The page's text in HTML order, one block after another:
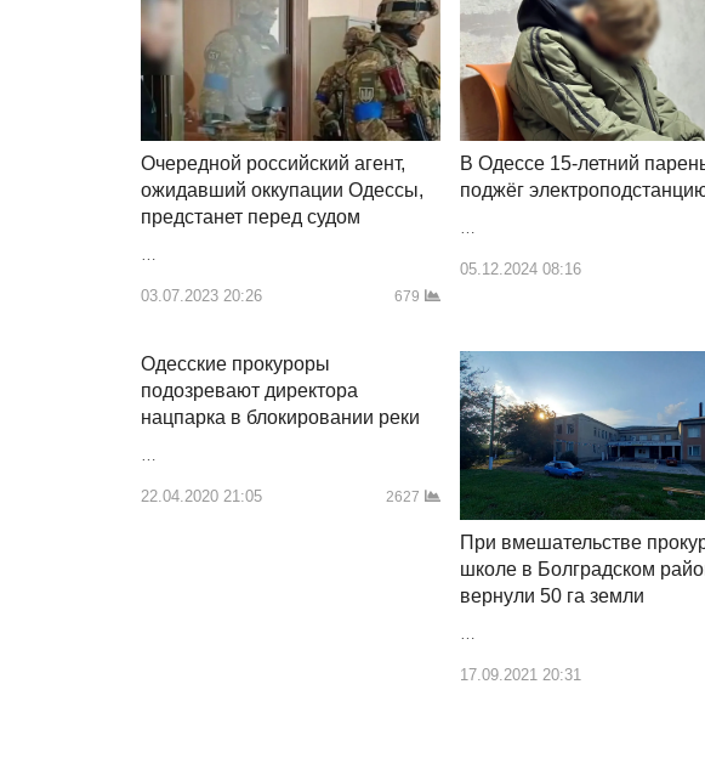
Очередной российский агент,
ожидавший оккупации Одессы,
предстанет перед судом
03.07.2023 20:26 679
В Одессе 15-летний
поджёг
05.12.2024 08:16
Одесские прокуроры
подозревают директора
нацпарка в блокировании реки
22.04.2020 21:05 2627
При вмешательстве
школе в Болградском
вернули 50 га земли
17.09.2021 20:31